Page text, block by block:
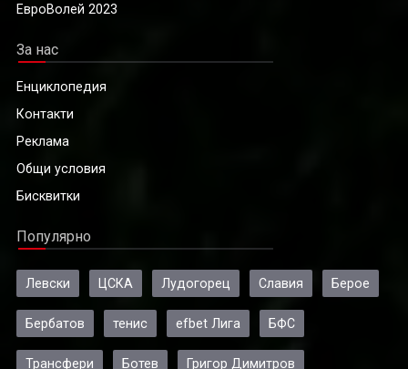
ЕвроВолей 2023
За нас
Енциклопедия
Контакти
Реклама
Общи условия
Бисквитки
Популярно
Левски ЦСКА Лудогорец Славия Берое
Бербатов тенис efbet Лига БФС
Трансфери Ботев Григор Димитров